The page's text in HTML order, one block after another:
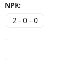
NPK:
2 - 0 - 0